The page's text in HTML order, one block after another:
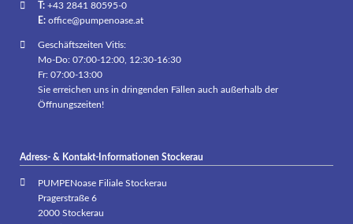
T:+43 2841 80595-0
E: office@pumpenoase.at
Geschäftszeiten Vitis:
Mo-Do: 07:00-12:00, 12:30-16:30
Fr: 07:00-13:00
Sie erreichen uns in dringenden Fällen auch außerhalb der
Öffnungszeiten!
Adress- & Kontakt-Informationen Stockerau
PUMPENoase Filiale Stockerau
Pragerstraße 6
2000 Stockerau